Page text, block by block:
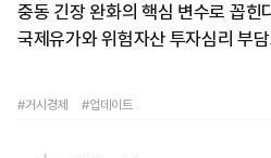
중동 긴장 완화의 핵심 변수로 꼽힌
국제유가와 위험자산 투자심리 부
#거시경제 #업데이트